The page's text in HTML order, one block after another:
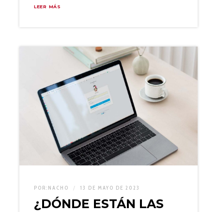
LEER MÁS
POR: NACHO 13 DE MAYO DE 2023
¿DÓNDE ESTÁN LAS